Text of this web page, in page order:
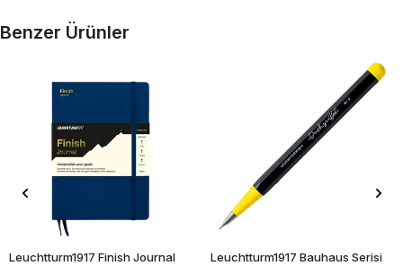
Benzer Ürünler
Leuchtturm1917 Finish Journal
Leuchtturm1917 Bauhaus Serisi